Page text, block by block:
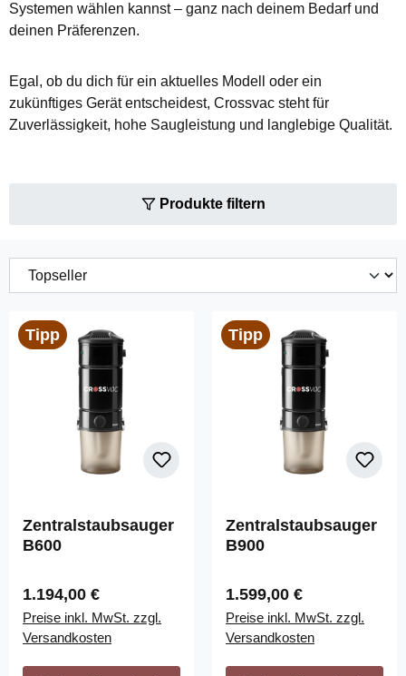
Systemen wählen kannst – ganz nach deinem Bedarf und
deinen Präferenzen.
Egal, ob du dich für ein aktuelles Modell oder ein
zukünftiges Gerät entscheidest, Crossvac steht für
Zuverlässigkeit, hohe Saugleistung und langlebige Qualität.
Produkte filtern
Tipp
Zentralstaubsauger
B600
Regulärer Preis:
1.194,00 €
Preise inkl. MwSt. zzgl.
Versandkosten
Tipp
Zentralstaubsauger
B900
Regulärer Preis:
1.599,00 €
Preise inkl. MwSt. zzgl.
Versandkosten